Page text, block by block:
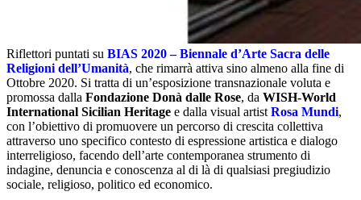
Riflettori puntati su BIAS 2020 – Biennale d’Arte Sacra delle
Religioni dell’Umanità, che rimarrà attiva sino almeno alla fine di
Ottobre 2020. Si tratta di un’esposizione transnazionale voluta e
promossa dalla Fondazione Donà dalle Rose, da WISH-World
International Sicilian Heritage e dalla visual artist Rosa Mundi,
con l’obiettivo di promuovere un percorso di crescita collettiva
attraverso uno specifico contesto di espressione artistica e dialogo
interreligioso, facendo dell’arte contemporanea strumento di
indagine, denuncia e conoscenza al di là di qualsiasi pregiudizio
sociale, religioso, politico ed economico.